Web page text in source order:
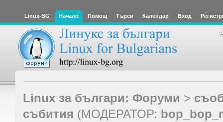
Linux-BG Начало Помощ Търси Календар Вход
Linux за българи: Форуми >
събития (МОДЕРАТОР: